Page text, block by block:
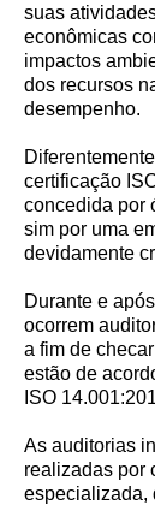
suas
econômicas
impactos
dos recursos
desempenho.
certificação
concedida por
sim por uma
devidamente
Durante e
ocorrem
a fim de
estão de
ISO
As auditorias
realizadas por
especializada,